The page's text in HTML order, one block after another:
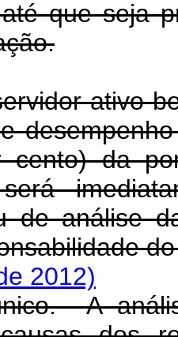
que seja
ativo
cento) da
de análise
2012)
A